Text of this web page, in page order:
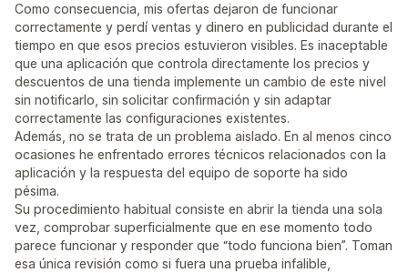
Como consecuencia, mis ofertas dejaron de funcionar
correctamente y perdí ventas y dinero en publicidad durante el
tiempo en que esos precios estuvieron visibles. Es inaceptable
que una aplicación que controla directamente los precios y
descuentos de una tienda implemente un cambio de este nivel
sin notificarlo, sin solicitar confirmación y sin adaptar
correctamente las configuraciones existentes.
Además, no se trata de un problema aislado. En al menos cinco
ocasiones he enfrentado errores técnicos relacionados con la
aplicación y la respuesta del equipo de soporte ha sido
pésima.
Su procedimiento habitual consiste en abrir la tienda una sola
vez, comprobar superficialmente que en ese momento todo
parece funcionar y responder que “todo funciona bien”. Toman
esa única revisión como si fuera una prueba infalible,